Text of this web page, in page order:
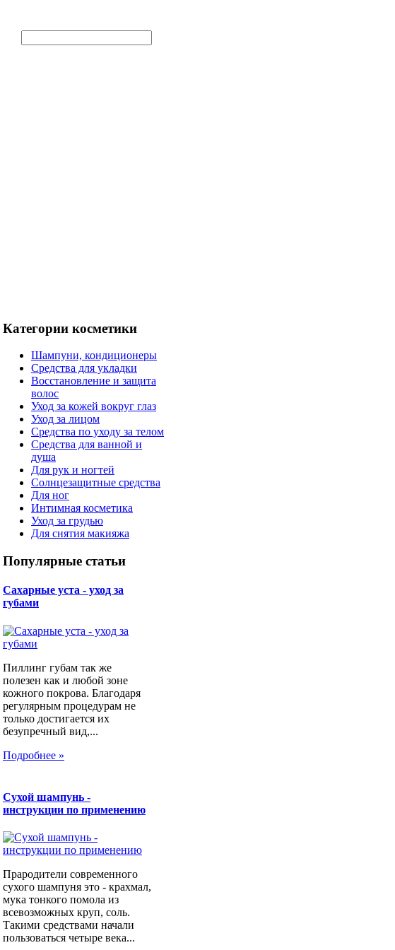
Категории косметики
Шампуни, кондиционеры
Средства для укладки
Восстановление и защита
волос
Уход за кожей вокруг глаз
Уход за лицом
Средства по уходу за телом
Средства для ванной и
душа
Для рук и ногтей
Солнцезащитные средства
Для ног
Интимная косметика
Уход за грудью
Для снятия макияжа
Популярные статьи
Сахарные уста - уход за
губами
Пиллинг губам так же
полезен как и любой зоне
кожного покрова. Благодаря
регулярным процедурам не
только достигается их
безупречный вид,...
Подробнее »
Сухой шампунь -
инструкции по применению
Прародители современного
сухого шампуня это - крахмал,
мука тонкого помола из
всевозможных круп, соль.
Такими средствами начали
пользоваться четыре века...